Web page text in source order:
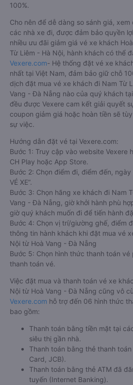
100%.
Cho nên để dễ dàng so sánh giá,
các nhà xe đi, được đảm bảo quyền
nhiều ưu đãi giảm giá vé xe khách
Từ Liêm - Hà Nội, hành khách có thể
Vexere.com- Hệ thống đặt vé xe
nhất tại Việt Nam, đảm bảo giữ chỗ
dịch đặt mua vé xe khách đi Nam Từ
Vang - Đà Nẵng nào của quý khách
đều được Vexere cam kết giải quyết
coupon giảm giá hoặc hoàn tiền sẽ
sự việc.
Hướng dẫn đặt vé tại Vexere.com:
Bước 1: Truy cập vào website Vexere
CH Play hoặc App Store.
Bước 2: Chọn điểm đi, điểm đến, ngày
VÉ XE”.
Bước 3: Chọn hãng xe khách đi Nam
Vang - Đà Nẵng, giờ khởi hành phù
giờ quý khách muốn đi để tiến hành
Bước 4: Chọn vị trí/giường ghế, điểm
thông tin hành khách khi đặt mua vé
Nội từ Hoà Vang - Đà Nẵng
Bước 5: Chọn hình thức thanh toán vé
thanh toán vé.
Việc đặt mua và thanh toán vé xe
Nội từ Hoà Vang - Đà Nẵng cũng vô
Vexere.com hỗ trợ đến 06 hình thức
bao gồm:
Thanh toán bằng tiền mặt tại
siêu thị gần nhà.
Thanh toán bằng thẻ thanh
Card, JCB).
Thanh toán bằng thẻ ATM đã
tuyến (Internet Banking).